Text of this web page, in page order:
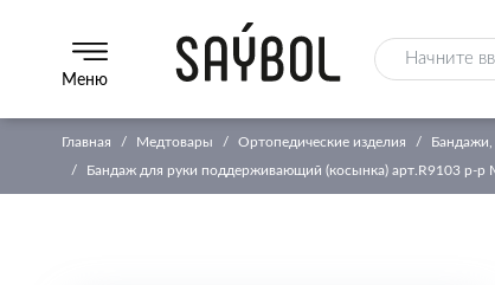
Меню
Главная Медтовары Ортопедические изделия
Бандаж для руки поддерживающий (косынка) арт.R9103 р-р